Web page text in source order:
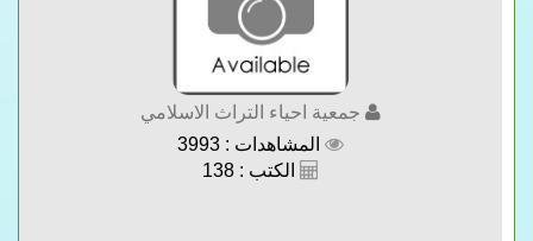
جمعية احياء التراث الاسلامي
المشاهدات : 3993
الكتب : 138